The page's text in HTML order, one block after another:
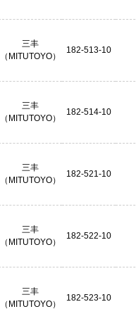
三丰
（MITUTOYO）
182-513-10
三丰
（MITUTOYO）
182-514-10
三丰
（MITUTOYO）
182-521-10
三丰
（MITUTOYO）
182-522-10
三丰
（MITUTOYO）
182-523-10